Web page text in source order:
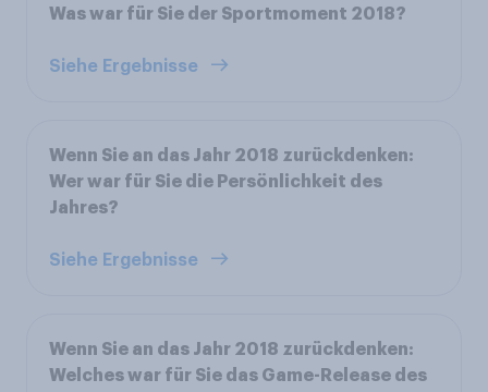
Was war für Sie der Sportmoment 2018?
Siehe Ergebnisse
Wenn Sie an das Jahr 2018 zurückdenken:
Wer war für Sie die Persönlichkeit des
Jahres?
Siehe Ergebnisse
Wenn Sie an das Jahr 2018 zurückdenken:
Welches war für Sie das Game-Release des